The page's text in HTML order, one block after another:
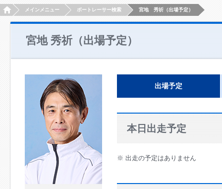
HOMEメインメニュー ボートレーサー検索 宮地 秀祈（出場予定）
宮地 秀祈（出場予定）
出場予定
本日出走予定
※ 出走の予定はありません